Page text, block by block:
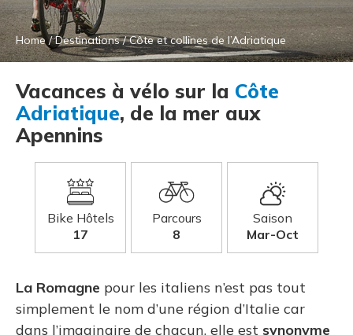
Home/Destinations/Côte et collines de l’Adriatique
Vacances à vélo sur la Côte
Adriatique, de la mer aux
Apennins
Bike Hôtels
17
Parcours
8
Saison
Mar-Oct
La Romagne pour les italiens n’est pas tout
simplement le nom d’une région d’Italie car
dans l’imaginaire de chacun, elle est synonyme